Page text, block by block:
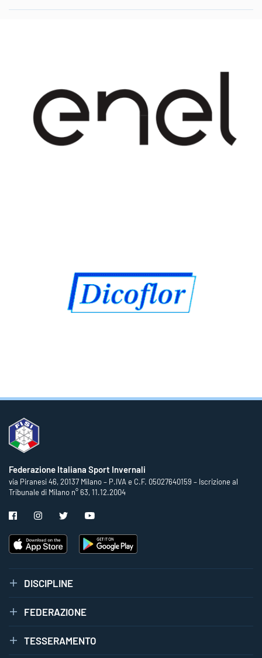
Federazione Italiana Sport Invernali
via Piranesi 46, 20137 Milano – P.IVA e C.F. 05027640159 – Iscrizione al
Tribunale di Milano n° 63, 11.12.2004
DISCIPLINE
FEDERAZIONE
TESSERAMENTO